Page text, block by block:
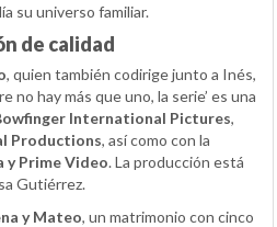
su universo familiar.
de calidad
, quien también codirige junto a Inés,
no hay más que uno, la serie’ es una
International Pictures,
Productions, así como con la
y Prime Video. La producción está
Gutiérrez.
y Mateo, un matrimonio con cinco